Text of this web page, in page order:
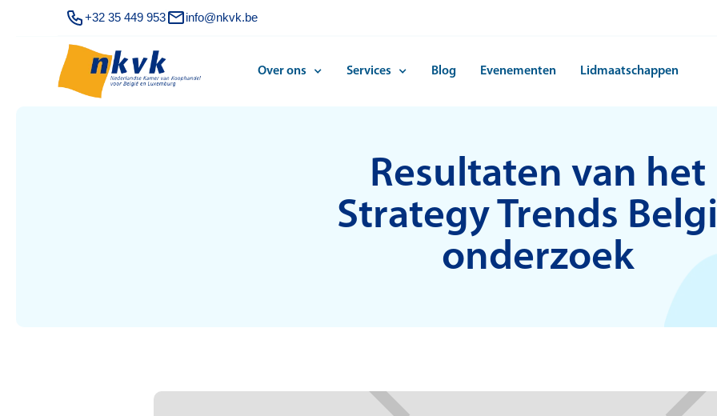
+32 35 449 953 info@nkvk.be
Over ons Services Blog Evenementen Lidmaatschappen
Resultaten van het
Strategy Trends
onderzoek